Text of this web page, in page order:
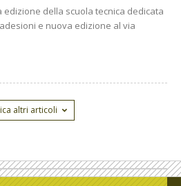
edizione della scuola tecnica dedicata
e nuova edizione al via
altri articoli